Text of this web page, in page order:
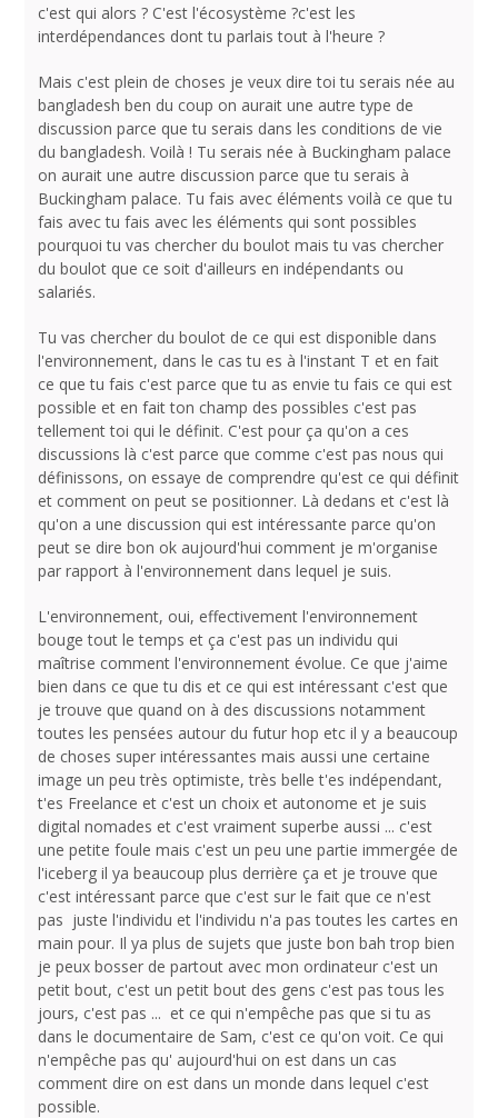
c'est qui alors ? C'est l'écosystème ?c'est les
interdépendances dont tu parlais tout à l'heure ?
Mais c'est plein de choses je veux dire toi tu serais née au
bangladesh ben du coup on aurait une autre type de
discussion parce que tu serais dans les conditions de vie
du bangladesh. Voilà ! Tu serais née à Buckingham palace
on aurait une autre discussion parce que tu serais à
Buckingham palace. Tu fais avec éléments voilà ce que tu
fais avec tu fais avec les éléments qui sont possibles
pourquoi tu vas chercher du boulot mais tu vas chercher
du boulot que ce soit d'ailleurs en indépendants ou
salariés.
Tu vas chercher du boulot de ce qui est disponible dans
l'environnement, dans le cas tu es à l'instant T et en fait
ce que tu fais c'est parce que tu as envie tu fais ce qui est
possible et en fait ton champ des possibles c'est pas
tellement toi qui le définit. C'est pour ça qu'on a ces
discussions là c'est parce que comme c'est pas nous qui
définissons, on essaye de comprendre qu'est ce qui définit
et comment on peut se positionner. Là dedans et c'est là
qu'on a une discussion qui est intéressante parce qu'on
peut se dire bon ok aujourd'hui comment je m'organise
par rapport à l'environnement dans lequel je suis.
L'environnement, oui, effectivement l'environnement
bouge tout le temps et ça c'est pas un individu qui
maîtrise comment l'environnement évolue. Ce que j'aime
bien dans ce que tu dis et ce qui est intéressant c'est que
je trouve que quand on à des discussions notamment
toutes les pensées autour du futur hop etc il y a beaucoup
de choses super intéressantes mais aussi une certaine
image un peu très optimiste, très belle t'es indépendant,
t'es Freelance et c'est un choix et autonome et je suis
digital nomades et c'est vraiment superbe aussi ... c'est
une petite foule mais c'est un peu une partie immergée de
l'iceberg il ya beaucoup plus derrière ça et je trouve que
c'est intéressant parce que c'est sur le fait que ce n'est
pas juste l'individu et l'individu n'a pas toutes les cartes en
main pour. Il ya plus de sujets que juste bon bah trop bien
je peux bosser de partout avec mon ordinateur c'est un
petit bout, c'est un petit bout des gens c'est pas tous les
jours, c'est pas ... et ce qui n'empêche pas que si tu as
dans le documentaire de Sam, c'est ce qu'on voit. Ce qui
n'empêche pas qu' aujourd'hui on est dans un cas
comment dire on est dans un monde dans lequel c'est
possible.